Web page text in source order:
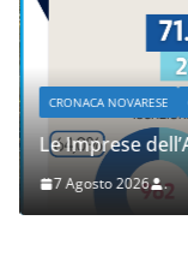
CRONACA NOVARESE
Le Imprese
7 Agosto 2026 .